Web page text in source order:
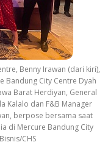
Benny Irawan (dari kiri),
Bandung City Centre Dyah
Barat Herdiyan, General
Kalalo dan F&B Manager
berpose bersama saat
di Mercure Bandung City
CHS